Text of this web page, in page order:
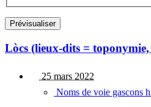
Lòcs (lieux-dits = toponymie,
25 mars 2022
Noms de voie gascons